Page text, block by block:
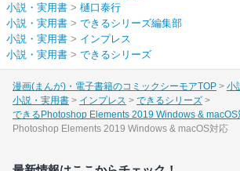
小説・実用書 > 樋口泰行
小説・実用書 > できるシリーズ編集部
小説・実用書 > インプレス
小説・実用書 > できるシリーズ
漫画(まんが)・電子書籍のコミックシーモアTOP
小
小説・実用書
インプレス
できるシリーズ
できるPhotoshop Elements 2019 Windows & macOS
Photoshop Elements 2019 Windows & macOS対応